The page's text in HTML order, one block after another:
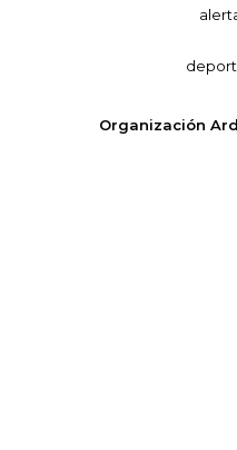
Organización